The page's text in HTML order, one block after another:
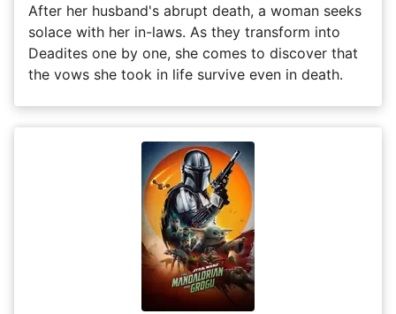
After her husband's abrupt death, a woman seeks
solace with her in-laws. As they transform into
Deadites one by one, she comes to discover that
the vows she took in life survive even in death.